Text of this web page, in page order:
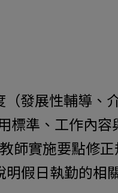
發展性輔導、
標準、工作內
師實施要點修
假日執勤的相